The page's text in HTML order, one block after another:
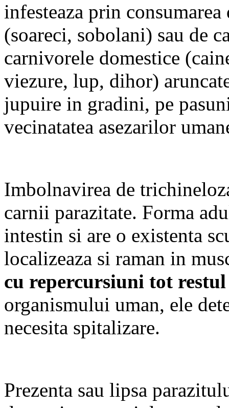
infesteaza prin
(soareci, sobolani) sau de
carnivorele domestice
viezure, lup, dihor)
jupuire in gradini, pe
vecinatatea asezarilor
Imbolnavirea de
carnii parazitate. Forma
intestin si are o existenta
localizeaza si raman in
cu repercursiuni tot
organismului uman, ele
necesita spitalizare.
Prezenta sau lipsa